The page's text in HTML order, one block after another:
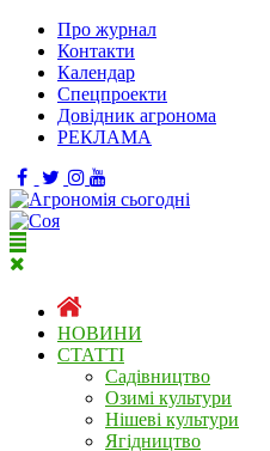
Про журнал
Контакти
Календар
Спецпроекти
Довідник агронома
РЕКЛАМА
НОВИНИ
СТАТТІ
Садівництво
Озимі культури
Нішеві культури
Ягідництво